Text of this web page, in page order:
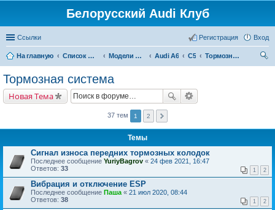
Белорусский Audi Клуб
Ссылки Вход
Регистрация
На главную Список форумов Модели Audi Audi A6 C5
Тормозная система
Тормозная система
Новая Тема
37 тем 1 2
Темы
Сигнал износа передних тормозных колодок
Последнее сообщение YuriyBagrov « 24 фев 2021, 16:47
Ответов: 33 1 2
Вибрация и отключение ESP
Последнее сообщение Паша « 21 июл 2020, 08:44
Ответов: 38 1 2